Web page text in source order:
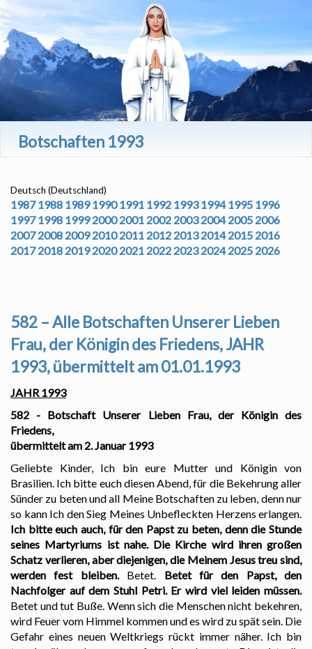
Botschaften 1993
Deutsch (Deutschland)
1987 1988 1989 1990 1991 1992 1993 1994 1995 1996
1997 1998 1999 2000 2001 2002 2003 2004 2005 2006
2007 2008 2009 2010 2011 2012 2013 2014 2015 2016
2017 2018 2019 2020 2021 2022 2023 2024 2025 2026
582 – Alle Botschaften Unserer Lieben
Frau, der Königin des Friedens, JAHR
1993, übermittelt am 01.01.1993
JAHR 1993
582 - Botschaft Unserer Lieben Frau, der Königin des
Friedens,
übermittelt am 2. Januar 1993
Geliebte Kinder, Ich bin eure Mutter und Königin von
Brasilien. Ich bitte euch diesen Abend, für die Bekehrung aller
Sünder zu beten und all Meine Botschaften zu leben, denn nur
so kann Ich den Sieg Meines Unbefleckten Herzens erlangen.
Ich bitte euch auch, für den Papst zu beten, denn die Stunde
seines Martyriums ist nahe. Die Kirche wird ihren großen
Schatz verlieren, aber diejenigen, die Meinem Jesus treu sind,
werden fest bleiben. Betet. Betet für den Papst, den
Nachfolger auf dem Stuhl Petri. Er wird viel leiden müssen.
Betet und tut Buße. Wenn sich die Menschen nicht bekehren,
wird Feuer vom Himmel kommen und es wird zu spät sein. Die
Gefahr eines neuen Weltkriegs rückt immer näher. Ich bin